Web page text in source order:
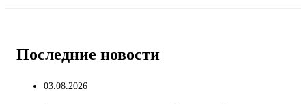
Последние новости
03.08.2026